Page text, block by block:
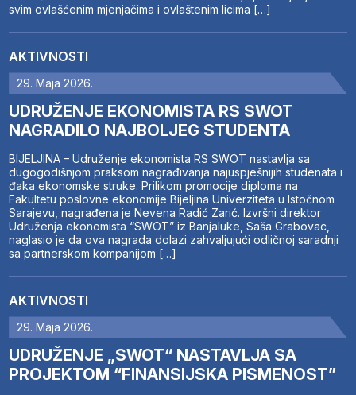
svim ovlašćenim mjenjačima i ovlaštenim licima […]
AKTIVNOSTI
29. Maja 2026.
UDRUŽENJE EKONOMISTA RS SWOT
NAGRADILO NAJBOLJEG STUDENTA
BIJELJINA – Udruženje ekonomista RS SWOT nastavlja sa
dugogodišnjom praksom nagrađivanja najuspješnijih studenata i
đaka ekonomske struke. Prilikom promocije diploma na
Fakultetu poslovne ekonomije Bijeljina Univerziteta u Istočnom
Sarajevu, nagrađena je Nevena Radić Zarić. Izvršni direktor
Udruženja ekonomista “SWOT” iz Banjaluke, Saša Grabovac,
naglasio je da ova nagrada dolazi zahvaljujući odličnoj saradnji
sa partnerskom kompanijom […]
AKTIVNOSTI
29. Maja 2026.
UDRUŽENJE „SWOT“ NASTAVLJA SA
PROJEKTOM “FINANSIJSKA PISMENOST”